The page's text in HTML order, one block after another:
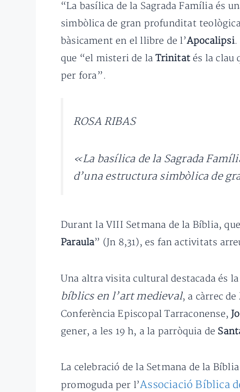
“La basílica de la Sagrada Família és
simbòlica de gran profunditat
bàsicament en el llibre de l’Apocalipsi.
que “el misteri de laTrinitat és la clau
per fora”.
ROSA RIBAS
«La basílica de la Sagrada
d’una estructura simbòlica de
Durant la VIII Setmana de la Bíblia,
Paraula” (Jn 8,31), es fan activitats
Una altra visita cultural destacada és
bíblics en l’art medieval, a càrrec de
Conferència Episcopal Tarraconense,
gener, a les 19 h, a la parròquia de
La celebració de la Setmana de la
promoguda per l’Associació Bíblica